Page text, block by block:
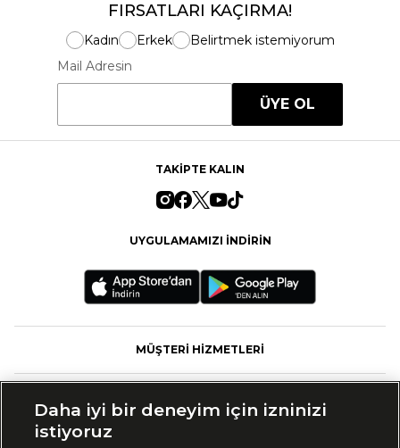
FIRSATLARI KAÇIRMA!
Kadın Erkek
Belirtmek istemiyorum
Mail Adresin
ÜYE OL
TAKİPTE KALIN
UYGULAMAMIZI İNDİRİN
MÜŞTERİ HİZMETLERİ
Daha iyi bir deneyim için izninizi
istiyoruz